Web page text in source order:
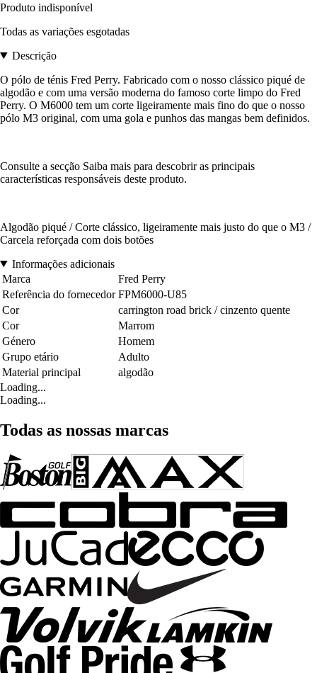
Produto indisponível
Todas as variações esgotadas
Descrição
O pólo de ténis Fred Perry. Fabricado com o nosso clássico piqué de
algodão e com uma versão moderna do famoso corte limpo do Fred
Perry. O M6000 tem um corte ligeiramente mais fino do que o nosso
pólo M3 original, com uma gola e punhos das mangas bem definidos.
Consulte a secção Saiba mais para descobrir as principais
características responsáveis deste produto.
Algodão piqué / Corte clássico, ligeiramente mais justo do que o M3 /
Carcela reforçada com dois botões
Informações adicionais
Marca
Fred Perry
Referência do fornecedor FPM6000-U85
Cor
carrington road brick / cinzento quente
Cor
Marrom
Género
Homem
Grupo etário
Adulto
Material principal
algodão
Loading...
Loading...
Todas as nossas marcas